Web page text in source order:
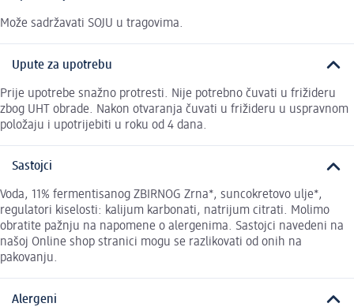
Može sadržavati SOJU u tragovima.
Upute za upotrebu
Prije upotrebe snažno protresti. Nije potrebno čuvati u frižideru
zbog UHT obrade. Nakon otvaranja čuvati u frižideru u uspravnom
položaju i upotrijebiti u roku od 4 dana.
Sastojci
Voda, 11% fermentisanog ZBIRNOG Zrna*, suncokretovo ulje*,
regulatori kiselosti: kalijum karbonati, natrijum citrati. ​ Molimo
obratite pažnju na napomene o alergenima. Sastojci navedeni na
našoj Online shop stranici mogu se razlikovati od onih na
pakovanju.
Alergeni